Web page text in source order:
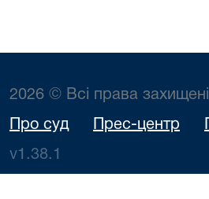
2026 © Всі права захищені
Про суд Прес-центр
v1.38.1